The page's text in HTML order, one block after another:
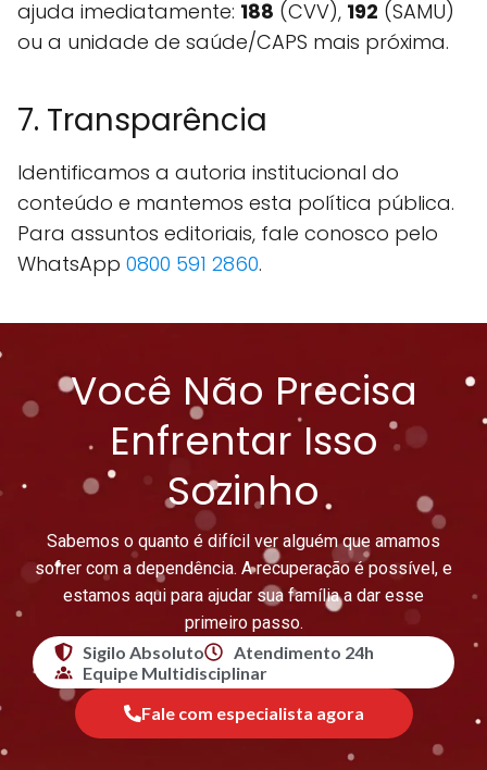
ajuda imediatamente: 188 (CVV), 192 (SAMU)
ou a unidade de saúde/CAPS mais próxima.
7. Transparência
Identificamos a autoria institucional do
conteúdo e mantemos esta política pública.
Para assuntos editoriais, fale conosco pelo
WhatsApp 0800 591 2860.
Você Não Precisa
Enfrentar Isso
Sozinho
Sabemos o quanto é difícil ver alguém que amamos
sofrer com a dependência. A recuperação é possível, e
estamos aqui para ajudar sua família a dar esse
primeiro passo.
Sigilo Absoluto
Atendimento 24h
Equipe Multidisciplinar
Fale com especialista agora